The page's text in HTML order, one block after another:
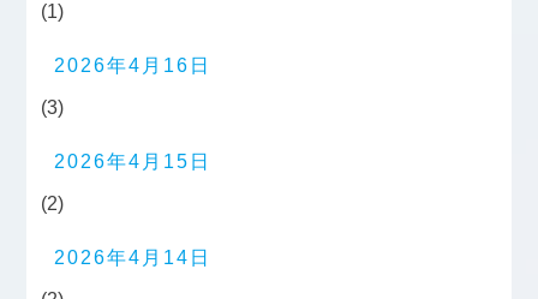
(1)
2026年4月16日
(3)
2026年4月15日
(2)
2026年4月14日